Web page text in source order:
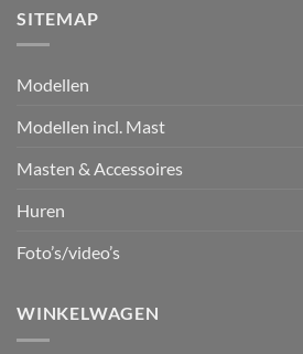
SITEMAP
Modellen
Modellen incl. Mast
Masten & Accessoires
Huren
Foto’s/video’s
WINKELWAGEN